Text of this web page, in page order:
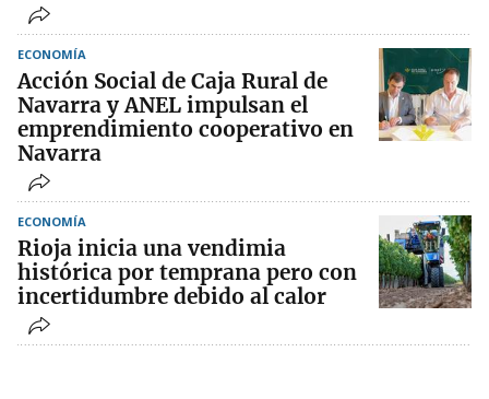
ECONOMÍA
Acción Social de Caja Rural de
Navarra y ANEL impulsan el
emprendimiento cooperativo en
Navarra
ECONOMÍA
Rioja inicia una vendimia
histórica por temprana pero con
incertidumbre debido al calor